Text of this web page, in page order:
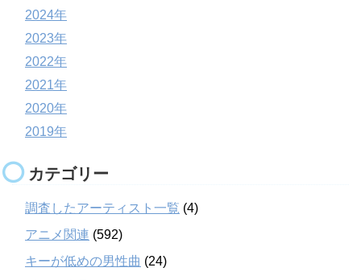
2024年
2023年
2022年
2021年
2020年
2019年
カテゴリー
調査したアーティスト一覧 (4)
アニメ関連 (592)
キーが低めの男性曲 (24)